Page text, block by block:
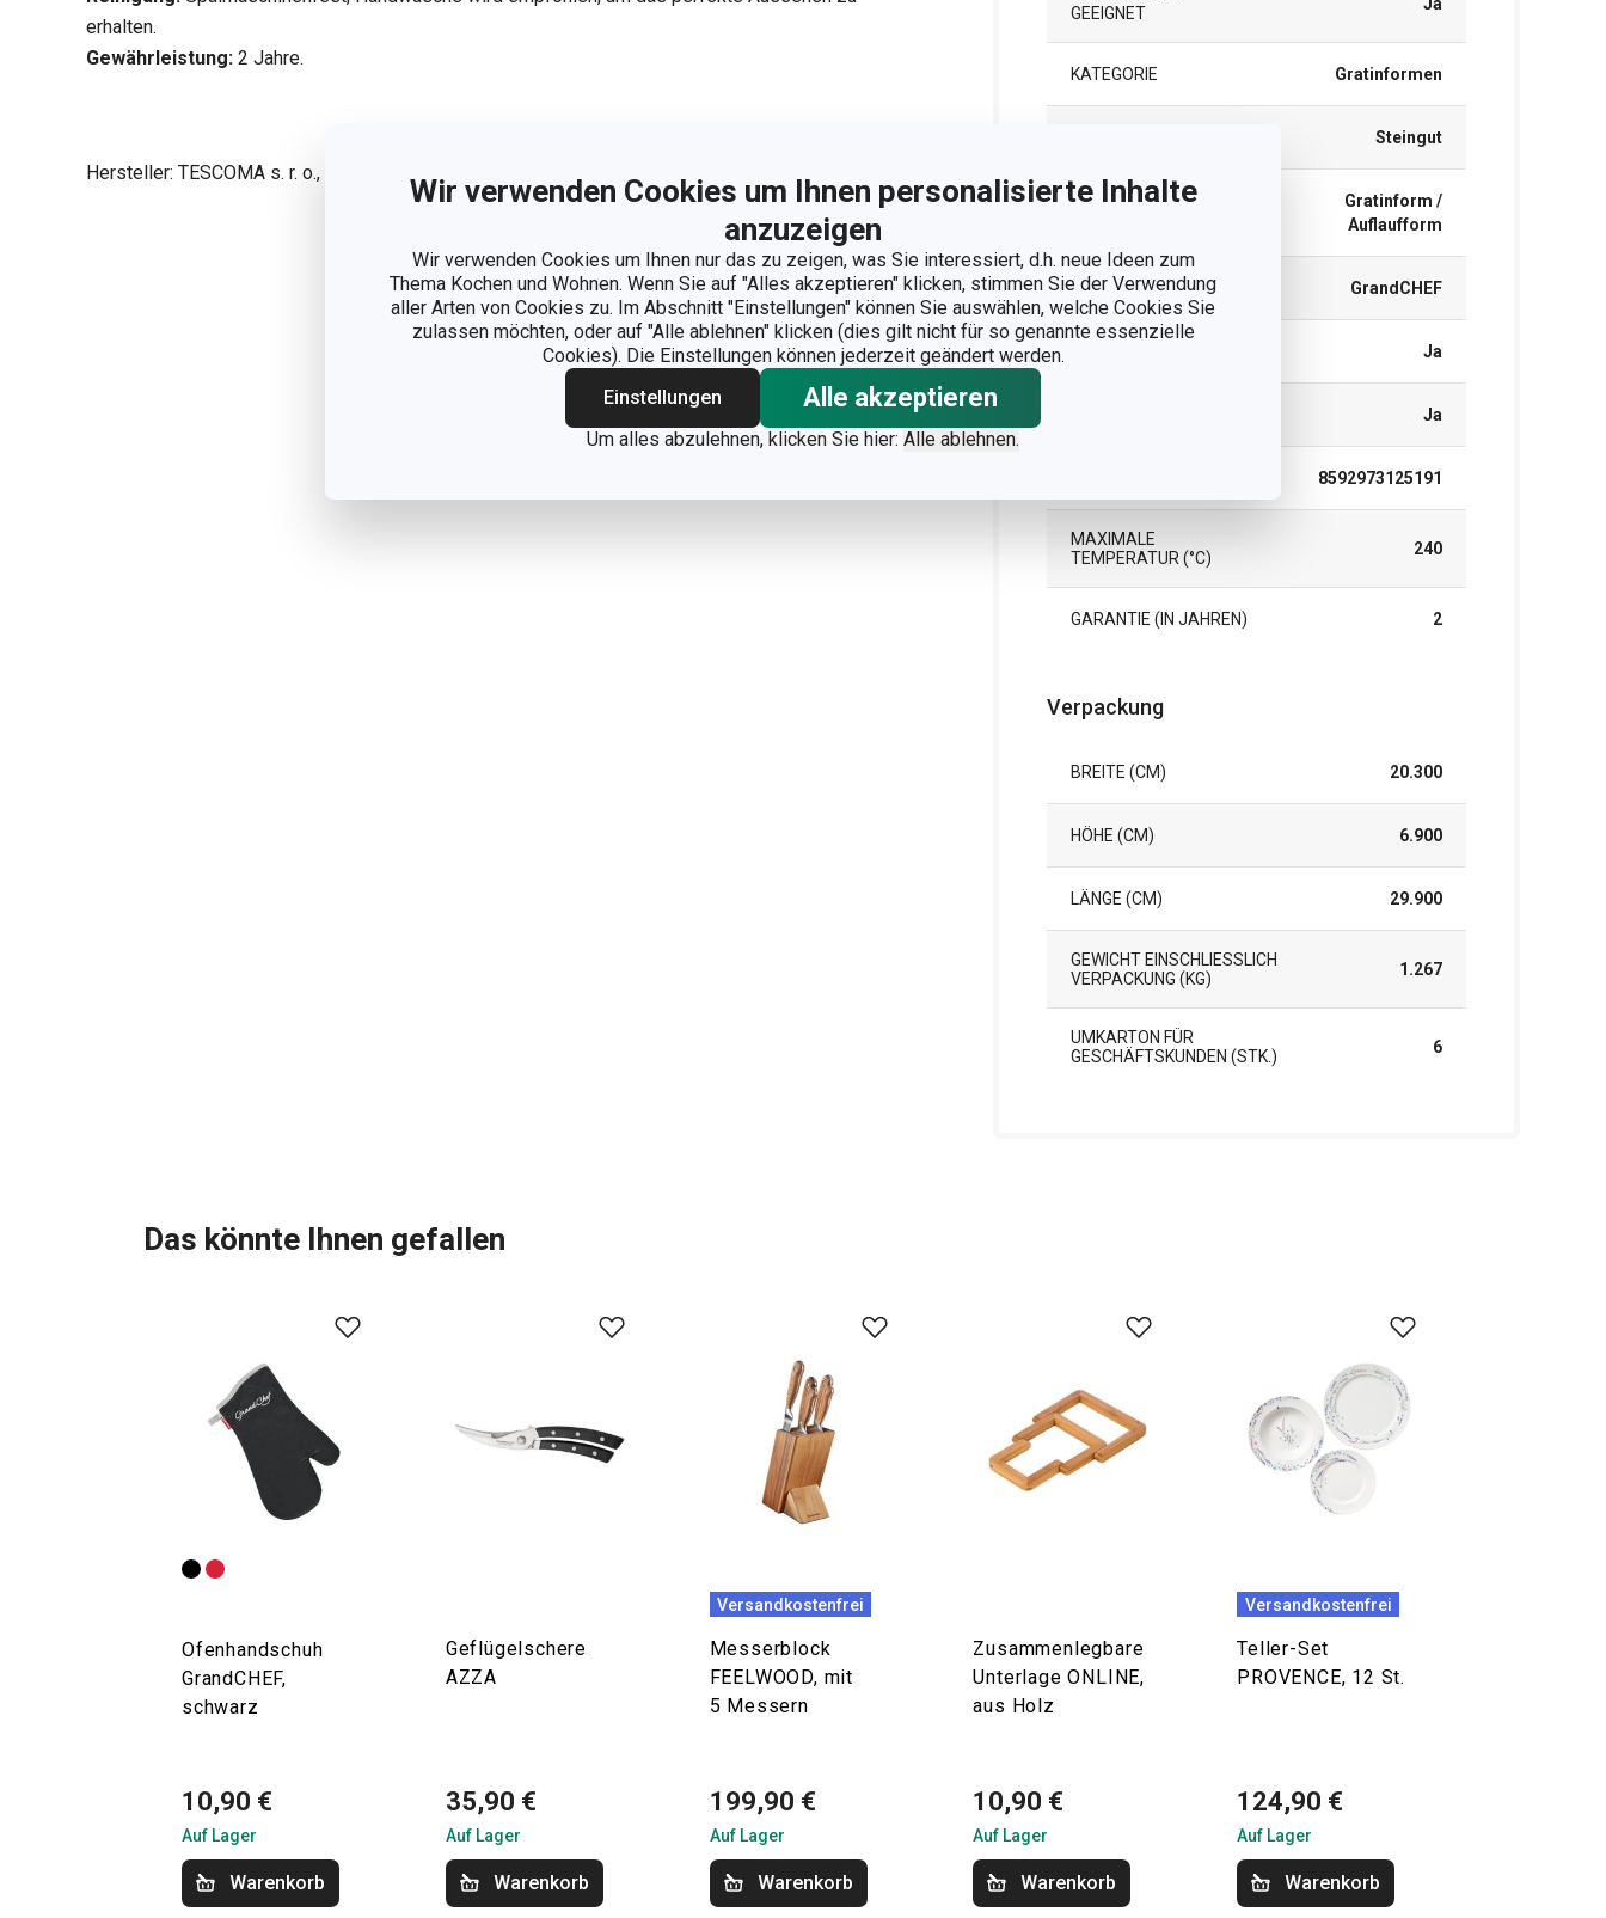
Wir verwenden Cookies um Ihnen personalisierte Inhalte
anzuzeigen
Wir verwenden Cookies um Ihnen nur das zu zeigen, was Sie interessiert, d.h. neue Ideen zum
Thema Kochen und Wohnen. Wenn Sie auf "Alles akzeptieren" klicken, stimmen Sie der Verwendung
aller Arten von Cookies zu. Im Abschnitt "Einstellungen" können Sie auswählen, welche Cookies Sie
zulassen möchten, oder auf "Alle ablehnen" klicken (dies gilt nicht für so genannte essenzielle
Cookies). Die Einstellungen können jederzeit geändert werden.
Einstellungen
Alle akzeptieren
Um alles abzulehnen, klicken Sie hier: Alle ablehnen.
erhalten.
Gewährleistung: 2 Jahre.
Hersteller: TESCOMA s. r. o., U Tescomy 241, 760 01 Zlín;
Weniger anzeigen
GEEIGNET
KATEGORIE Gratinformen
Steingut
Gratinform /
Auflaufform
PRODUKTLINIE GrandCHEF
Ja
Ja
8592973125191
MAXIMALE
TEMPERATUR (°C)
240
GARANTIE (IN JAHREN) 2
Verpackung
BREITE (CM) 20.300
HÖHE (CM) 6.900
LÄNGE (CM) 29.900
GEWICHT EINSCHLIESSLICH V
ERPACKUNG (KG)
1.267
UMKARTON FÜR
GESCHÄFTSKUNDEN (STK.)
6
Das könnte Ihnen gefallen
Ofenhandschuh
GrandCHEF,
schwarz
10,90 €
Auf Lager
Warenkorb
Geflügelschere
AZZA
35,90 €
Auf Lager
Warenkorb
Versandkostenfrei
Messerblock
FEELWOOD, mit
5 Messern
199,90 €
Auf Lager
Warenkorb
Zusammenlegbare
Unterlage ONLINE,
aus Holz
10,90 €
Auf Lager
Warenkorb
Versandkostenfrei
Teller-Set
PROVENCE, 12 St.
124,90 €
Auf Lager
Warenkorb